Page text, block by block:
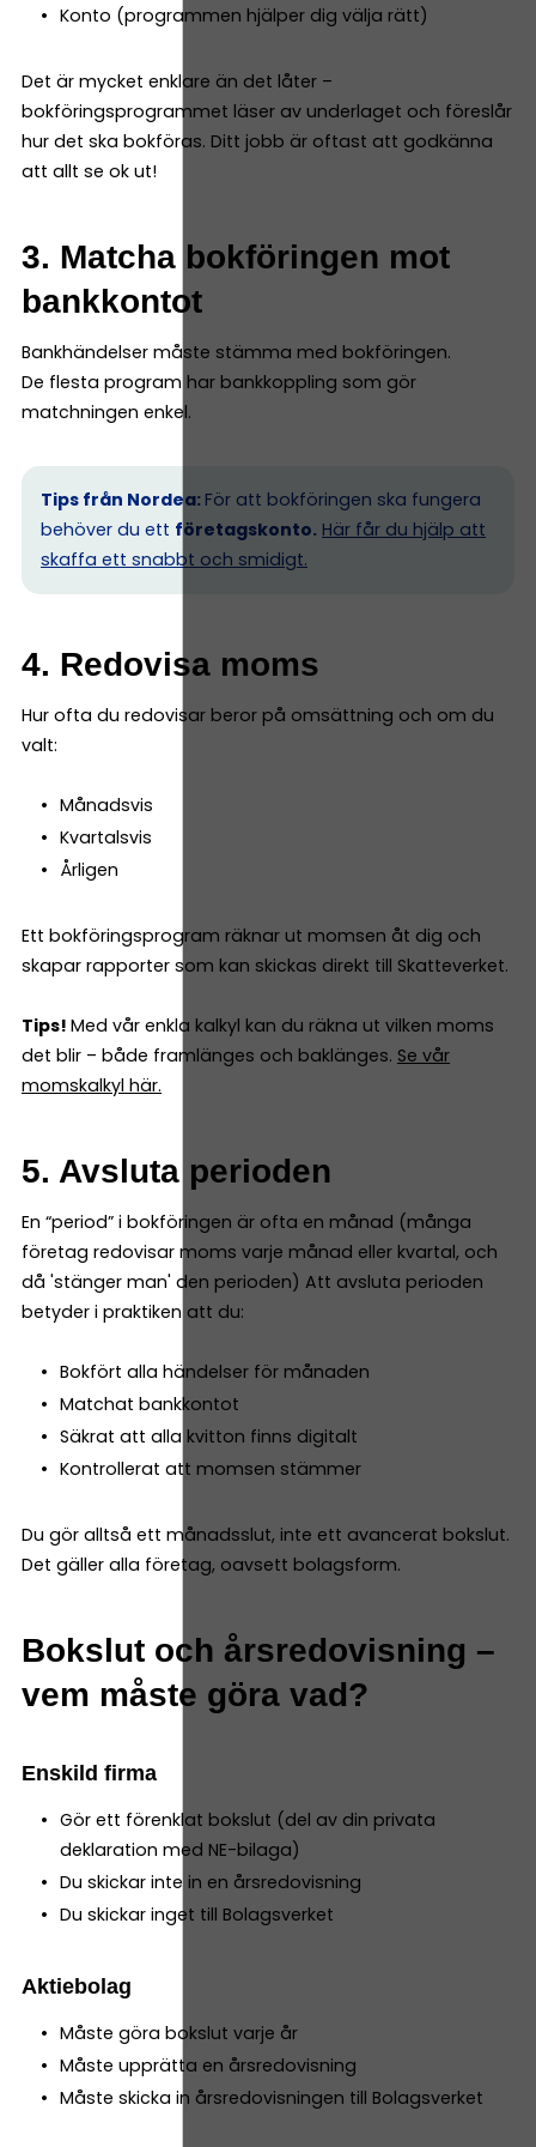
Konto (programmen hjälper dig välja rätt)
Det är mycket enklare än det låter –
bokföringsprogrammet läser av underlaget och föreslår
hur det ska bokföras. Ditt jobb är oftast att godkänna
att allt se ok ut!
3. Matcha bokföringen mot
bankkontot
Bankhändelser måste stämma med bokföringen.
De flesta program har bankkoppling som gör
matchningen enkel.
Tips från Nordea: För att bokföringen ska fungera
behöver du ett företagskonto. Här får du hjälp att
skaffa ett snabbt och smidigt.
4. Redovisa moms
Hur ofta du redovisar beror på omsättning och om du
valt:
Månadsvis
Kvartalsvis
Årligen
Ett bokföringsprogram räknar ut momsen åt dig och
skapar rapporter som kan skickas direkt till Skatteverket.
Tips! Med vår enkla kalkyl kan du räkna ut vilken moms
det blir – både framlänges och baklänges. Se vår
momskalkyl här.
5. Avsluta perioden
En “period” i bokföringen är ofta en månad (många
företag redovisar moms varje månad eller kvartal, och
då 'stänger man' den perioden) Att avsluta perioden
betyder i praktiken att du:
Bokfört alla händelser för månaden
Matchat bankkontot
Säkrat att alla kvitton finns digitalt
Kontrollerat att momsen stämmer
Du gör alltså ett månadsslut, inte ett avancerat bokslut.
Det gäller alla företag, oavsett bolagsform.
Bokslut och årsredovisning –
vem måste göra vad?
Enskild firma
Gör ett förenklat bokslut (del av din privata
deklaration med NE-bilaga)
Du skickar inte in en årsredovisning
Du skickar inget till Bolagsverket
Aktiebolag
Måste göra bokslut varje år
Måste upprätta en årsredovisning
Måste skicka in årsredovisningen till Bolagsverket